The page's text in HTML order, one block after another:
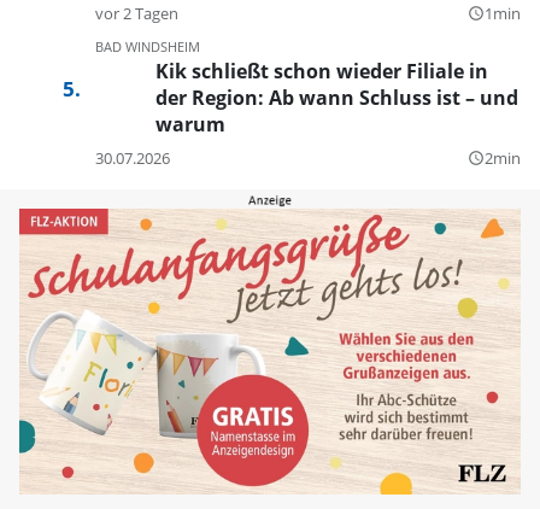
vor 2 Tagen query_builder1min
BAD WINDSHEIM
Kik schließt schon wieder Filiale in
der Region: Ab wann Schluss ist – und
warum
30.07.2026 query_builder2min